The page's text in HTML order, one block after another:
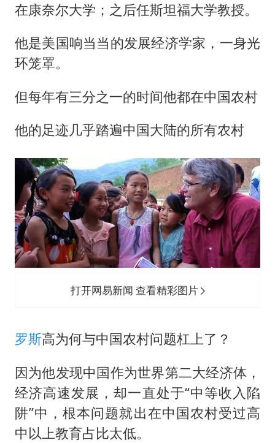
在康奈尔大学；之后任斯坦福大学教授。
他是美国响当当的发展经济学家，一身光
环笼罩。
但每年有三分之一的时间他都在中国农村
他的足迹几乎踏遍中国大陆的所有农村
打开网易新闻 查看精彩图片
罗斯高为何与中国农村问题杠上了？
因为他发现中国作为世界第二大经济体，
经济高速发展，却一直处于“中等收入陷
阱”中，根本问题就出在中国农村受过高
中以上教育占比太低。